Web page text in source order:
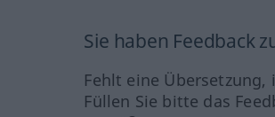
Sie haben Feedback
Fehlt eine
Füllen Sie bitte das